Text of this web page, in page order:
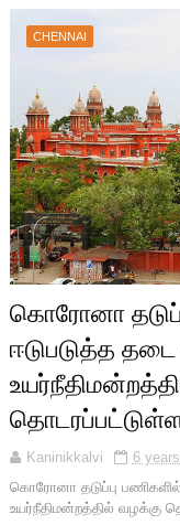
CHENNAI
கொரோனா
ஈடுபடுத்த
Kaninikkalvi
6
கொரோனா தடுப்பு
உயர்நீதிமன்றத்தில் வழக்கு